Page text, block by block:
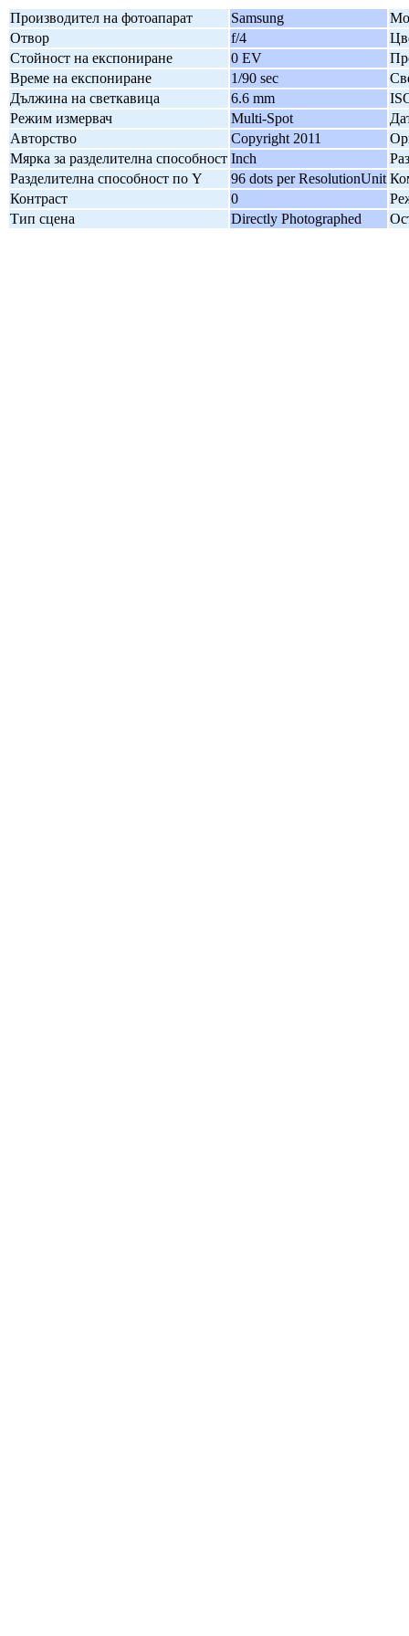
Производител на фотоапарат Samsung
Отвор
f/4
Стойност на експониране
0 EV
Време на експониране
1/90 sec
Дължина на светкавица
6.6 mm
Режим измервач
Multi-Spot
Авторство
Copyright 2011
Мярка за разделителна способност Inch
Разделителна способност по Y
96 dots per ResolutionUnit
Контраст
0
Тип сцена
Directly Photographed